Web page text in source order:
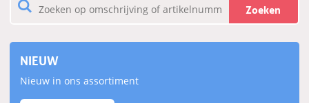
Zoeken
NIEUW
Nieuw in ons assortiment